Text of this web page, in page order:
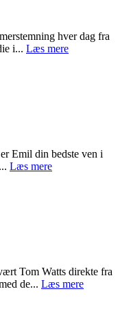
hver dag fra
i... Læs mere
Emil din bedste ven i
Læs mere
Tom Watts direkte fra
de... Læs mere